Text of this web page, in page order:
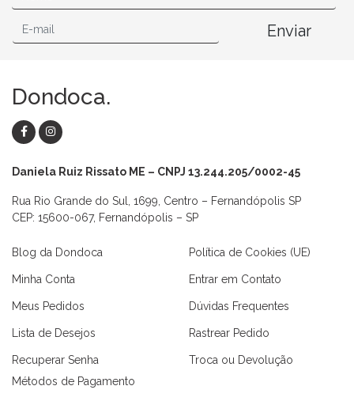
Enviar
Dondoca.
Daniela Ruiz Rissato ME – CNPJ 13.244.205/0002-45
Rua Rio Grande do Sul, 1699, Centro – Fernandópolis SP
CEP: 15600-067, Fernandópolis – SP
Blog da Dondoca
Minha Conta
Meus Pedidos
Lista de Desejos
Recuperar Senha
Política de Cookies (UE)
Entrar em Contato
Dúvidas Frequentes
Rastrear Pedido
Troca ou Devolução
Métodos de Pagamento